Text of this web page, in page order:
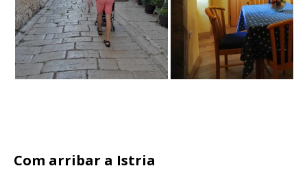
Com arribar a Istria